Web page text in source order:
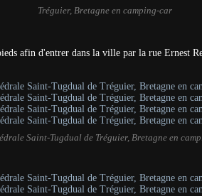
Tréguier, Bretagne en camping-car
afin d'entrer dans la ville par la rue Ernest
Saint-Tugdual de Tréguier, Bretagne en